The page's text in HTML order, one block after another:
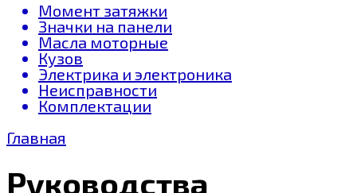
Момент затяжки
Значки на панели
Масла моторные
Кузов
Электрика и электроника
Неисправности
Комплектации
Главная
Руководства